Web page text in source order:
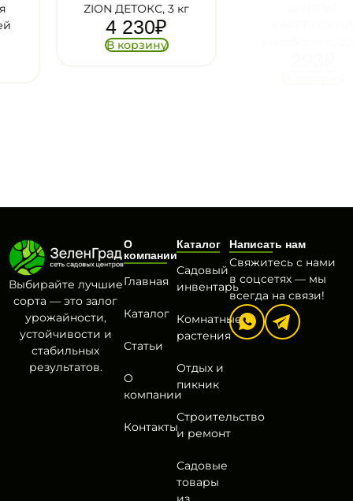
ZION ДЕТОКС, 3 кг
4 230₽
В корзину
Выбирайте лучшие
сорта — это залог
урожайности,
устойчивости и
стабильных
результатов.
О
компании
Главная
Каталог
Статьи
О
компании
Контакты
Каталог
Садовый
инвентарь
Комнатные
растения
Отдых и
пикник
Строительство
и ремонт
Садовые
товары
Написать нам
Свяжитесь с нами
в соцсетях — мы
всегда на связи!